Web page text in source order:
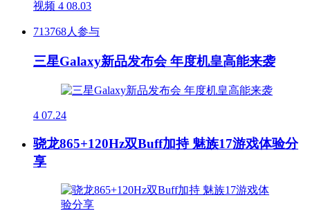
视频 4 08.03
713768人参与
三星Galaxy新品发布会 年度机皇高能来袭
4 07.24
骁龙865+120Hz双Buff加持 魅族17游戏体验分
享